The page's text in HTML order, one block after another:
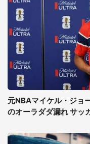
元NBAマイケル・ジョ
のオーラダダ漏れ サッ